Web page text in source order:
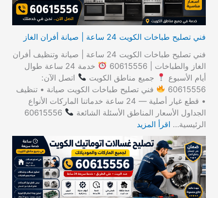
فني تصليح طباخات الكويت 24 ساعة | صيانة أفران الغاز
فني تصليح طباخات الكويت 24 ساعة | صيانة وتنظيف أفران
الغاز والطباخات | 60615556
خدمة 24 ساعة طوال
أيام الأسبوع
جميع مناطق الكويت
اتصل الآن:
60615556
فني تصليح طباخات الكويت صيانة • تنظيف
• قطع غيار أصلية — 24 ساعة خدماتنا الماركات الأنواع
الجداول الأسعار المناطق الأسئلة الشائعة
60615556
الرئيسية… اقرأ المزيد